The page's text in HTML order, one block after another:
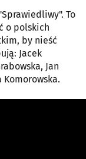
To
o polskich
by nieść
Jacek
Jan
Komorowska.